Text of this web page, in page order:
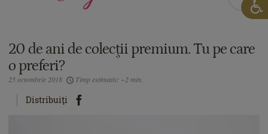
20 de ani de colecţii premium. Tu pe care
o preferi?
25 octombrie 2018 Timp estimativ: ~2 min.
Distribuiţi